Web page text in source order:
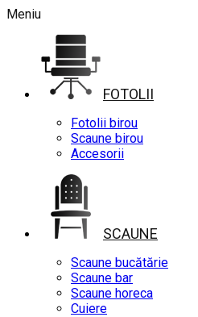
Meniu
FOTOLII
Fotolii birou
Scaune birou
Accesorii
SCAUNE
Scaune bucătărie
Scaune bar
Scaune horeca
Cuiere